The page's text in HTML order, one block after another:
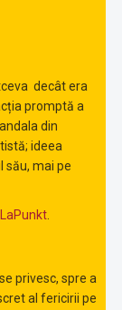
decât era
promptă a
din
ideea
său, mai pe
LaPunkt.
privesc, spre a
al fericirii pe